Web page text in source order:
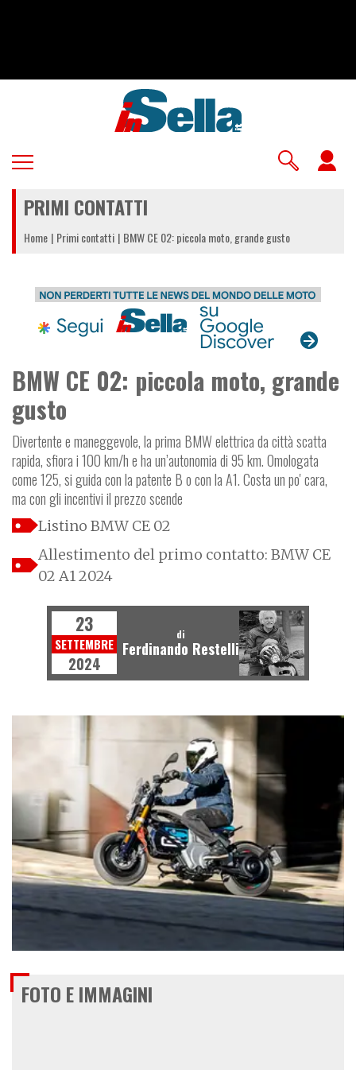
PRIMI CONTATTI
Home Primi contatti BMW CE 02: piccola moto, grande gusto
BMW CE 02: piccola moto, grande
gusto
Divertente e maneggevole, la prima BMW elettrica da città scatta
rapida, sfiora i 100 km/h e ha un’autonomia di 95 km. Omologata
come 125, si guida con la patente B o con la A1. Costa un po' cara,
ma con gli incentivi il prezzo scende
Listino BMW CE 02
Allestimento del primo contatto: BMW CE
02 A1 2024
23
SETTEMBRE
2024
di
Ferdinando Restelli
€ 8.750
FOTO E IMMAGINI